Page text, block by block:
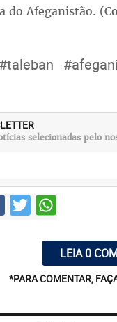
do Afeganistão.
#taleban
selecionadas pelo
LEIA 0
*PARA COMENTAR,